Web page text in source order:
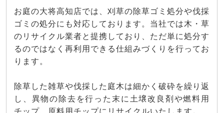
お庭の大将高知店では、刈草の除草ゴミ処分や伐採
ゴミの処分にも対応しております。当社では木・草
のリサイクル業者と提携しており、ただ単に処分す
るのではなく再利用できる仕組みづくりを行ってお
ります。
除草した雑草や伐採した庭木は細かく破砕を繰り返
し、異物の除去を行った末に土壌改良剤や燃料用